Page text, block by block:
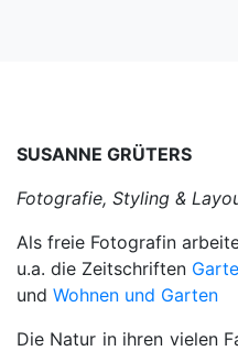
SUSANNE GRÜTERS
Fotografie, Styling &
Als freie Fotografin
u.a. die Zeitschriften
und Wohnen und Garten
Die Natur in ihren vielen